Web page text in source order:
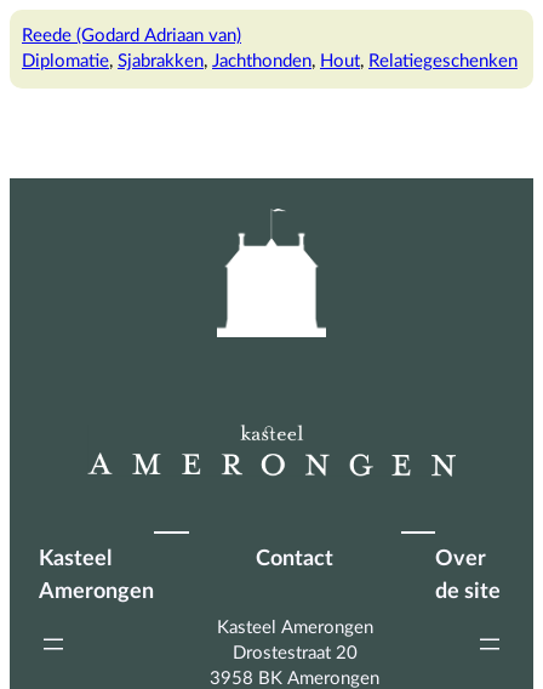
cadeaus
van
Reede (Godard Adriaan van)
Diplomatie, Sjabrakken, Jachthonden, Hout, Relatiegeschenken
Kasteel
Amerongen
Contact
Kasteel Amerongen
Drostestraat 20
3958 BK Amerongen
Over
de site